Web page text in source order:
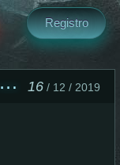
Registro
Улуч. Серьга Байлора, апгрейд браслета. 16 / 12 / 2019